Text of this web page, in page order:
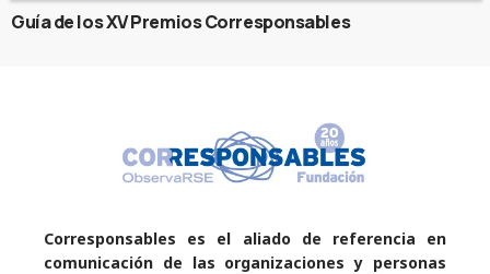
Guía de los XV Premios Corresponsables
Corresponsables es el aliado de referencia en
comunicación de las organizaciones y personas